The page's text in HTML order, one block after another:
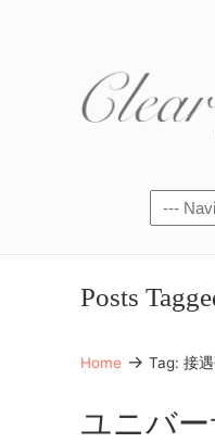
Posts
Home → Tag: 接
ユニバ